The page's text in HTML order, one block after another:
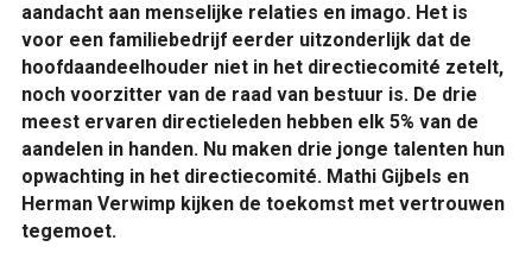
aandacht aan menselijke relaties en imago. Het is
voor een familiebedrijf eerder uitzonderlijk dat de
hoofdaandeelhouder niet in het directiecomité zetelt,
noch voorzitter van de raad van bestuur is. De drie
meest ervaren directieleden hebben elk 5% van de
aandelen in handen. Nu maken drie jonge talenten hun
opwachting in het directiecomité. Mathi Gijbels en
Herman Verwimp kijken de toekomst met vertrouwen
tegemoet.